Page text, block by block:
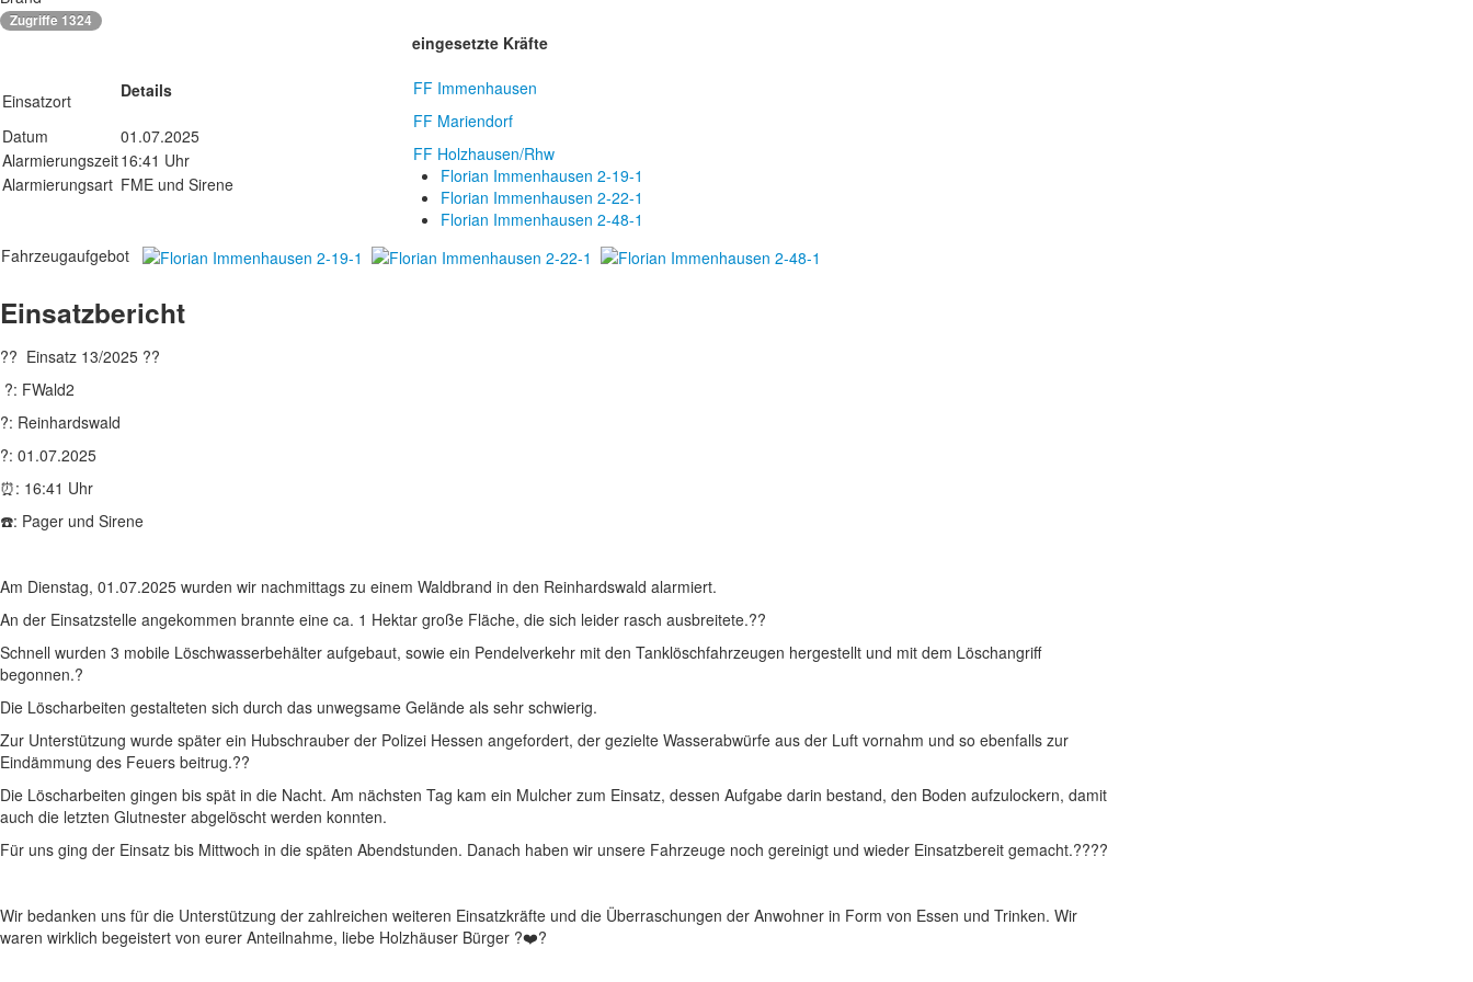
Zugriffe 1324
Einsatzort Details
Datum
01.07.2025
Alarmierungszeit16:41 Uhr
Alarmierungsart FME und Sirene
eingesetzte Kräfte
FF Immenhausen
FF Mariendorf
FF Holzhausen/Rhw
Florian Immenhausen 2-19-1
Florian Immenhausen 2-22-1
Florian Immenhausen 2-48-1
Fahrzeugaufgebot
Einsatzbericht
?? Einsatz 13/2025 ??
?: FWald2
?: Reinhardswald
?: 01.07.2025
⏰: 16:41 Uhr
☎️: Pager und Sirene
Am Dienstag, 01.07.2025 wurden wir nachmittags zu einem Waldbrand in den Reinhardswald alarmiert.
An der Einsatzstelle angekommen brannte eine ca. 1 Hektar große Fläche, die sich leider rasch ausbreitete.??
Schnell wurden 3 mobile Löschwasserbehälter aufgebaut, sowie ein Pendelverkehr mit den Tanklöschfahrzeugen hergestellt und mit dem Löschangriff
begonnen.?
Die Löscharbeiten gestalteten sich durch das unwegsame Gelände als sehr schwierig.
Zur Unterstützung wurde später ein Hubschrauber der Polizei Hessen angefordert, der gezielte Wasserabwürfe aus der Luft vornahm und so ebenfalls zur
Eindämmung des Feuers beitrug.??
Die Löscharbeiten gingen bis spät in die Nacht. Am nächsten Tag kam ein Mulcher zum Einsatz, dessen Aufgabe darin bestand, den Boden aufzulockern, damit
auch die letzten Glutnester abgelöscht werden konnten.
Für uns ging der Einsatz bis Mittwoch in die späten Abendstunden. Danach haben wir unsere Fahrzeuge noch gereinigt und wieder Einsatzbereit gemacht.?‍???
Wir bedanken uns für die Unterstützung der zahlreichen weiteren Einsatzkräfte und die Überraschungen der Anwohner in Form von Essen und Trinken. Wir
waren wirklich begeistert von eurer Anteilnahme, liebe Holzhäuser Bürger ?❤️?